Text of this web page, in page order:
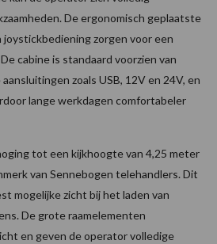
De ergonomisch geplaatste
zorgen voor een
cabine is standaard voorzien van
zoals USB, 12V en 24V, en
lange werkdagen comfortabeler
tot een kijkhoogte van 4,25 meter
van Sennebogen telehandlers. Dit
mogelijke zicht bij het laden van
De grote raamelementen
en geven de operator volledige